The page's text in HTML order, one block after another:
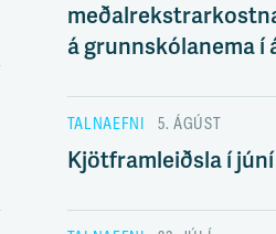
á grunnskólanema í
TALNAEFNI 5. ÁGÚST
Kjötframleiðsla í júní